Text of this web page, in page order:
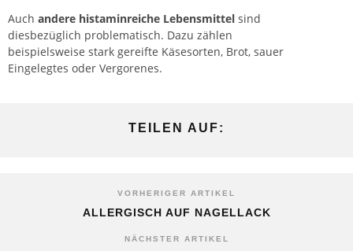
Auch andere histaminreiche Lebensmittel sind
diesbezüglich problematisch. Dazu zählen
beispielsweise stark gereifte Käsesorten, Brot, sauer
Eingelegtes oder Vergorenes.
TEILEN AUF:
VORHERIGER ARTIKEL
ALLERGISCH AUF NAGELLACK
NÄCHSTER ARTIKEL